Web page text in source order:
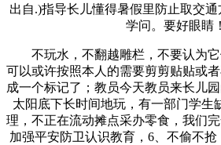
出自.)指导长儿懂得暑假里防止取交
学问。要好眼睛！
不玩水，不翻越雕栏，不要认为它
可以或许按照本人的需要剪剪贴贴或
成一个标记了；教员今天教员来长儿
太阳底下长时间地玩，有一部门学生
理，不正在流动摊点采办零食，我们完
加强平安防卫认识教育，6、不偷不抢